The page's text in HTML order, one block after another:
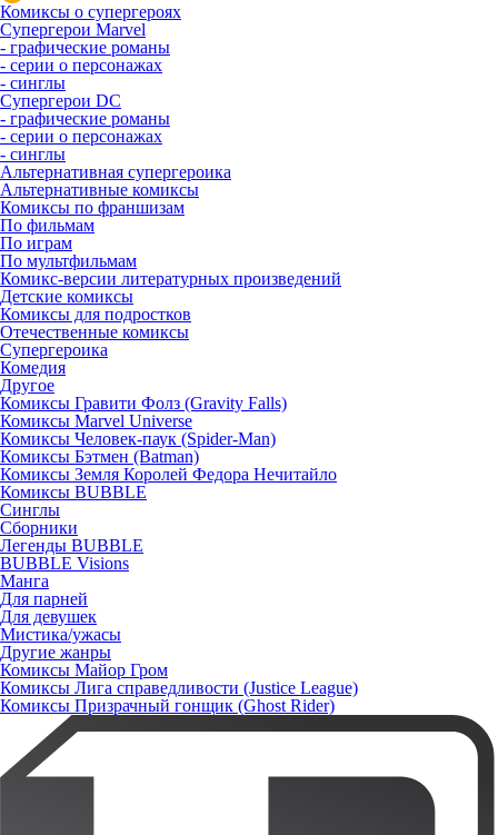
Комиксы о супергероях
Супергерои Marvel
- графические романы
- серии о персонажах
- синглы
Супергерои DC
- графические романы
- серии о персонажах
- синглы
Альтернативная супергероика
Альтернативные комиксы
Комиксы по франшизам
По фильмам
По играм
По мультфильмам
Комикс-версии литературных произведений
Детские комиксы
Комиксы для подростков
Отечественные комиксы
Супергероика
Комедия
Другое
Комиксы Гравити Фолз (Gravity Falls)
Комиксы Marvel Universe
Комиксы Человек-паук (Spider-Man)
Комиксы Бэтмен (Batman)
Комиксы Земля Королей Федора Нечитайло
Комиксы BUBBLE
Синглы
Сборники
Легенды BUBBLE
BUBBLE Visions
Манга
Для парней
Для девушек
Мистика/ужасы
Другие жанры
Комиксы Майор Гром
Комиксы Лига справедливости (Justice League)
Комиксы Призрачный гонщик (Ghost Rider)